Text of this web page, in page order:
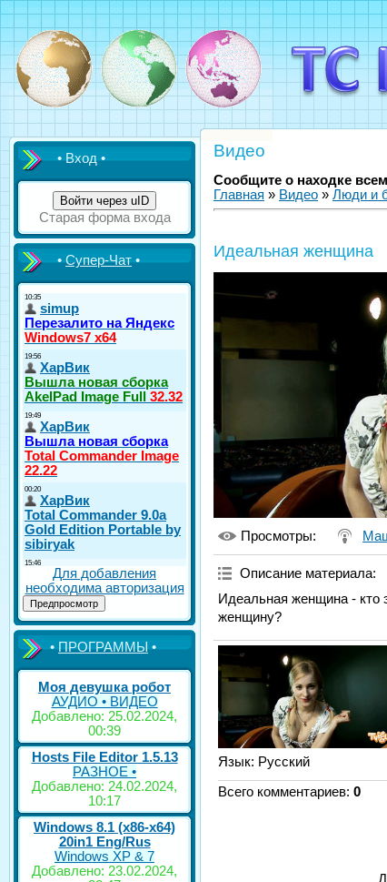
• Вход •
Войти через uID
Старая форма входа
•Супер-Чат•
Для добавления
необходима авторизация
•ПРОГРАММЫ•
Моя девушка робот
АУДИО • ВИДЕО
Добавлено: 25.02.2024,
00:39
Hosts File Editor 1.5.13
РАЗНОЕ •
Добавлено: 24.02.2024,
10:17
Windows 8.1 (x86-x64)
20in1 Eng/Rus
Windows XP & 7
Добавлено: 23.02.2024,
Видео
Сообщите о находке
Главная » Видео » Люди и
Идеальная женщина
Просмотры:
Описание материала:
Идеальная женщина - кто
женщину?
Язык: Русский
Всего комментариев: 0